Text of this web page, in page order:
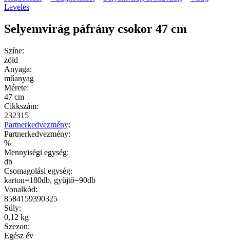
Leveles
Selyemvirág páfrány csokor 47 cm
Színe:
zöld
Anyaga:
műanyag
Mérete:
47 cm
Cikkszám:
232315
Partnerkedvezmény:
Partnerkedvezmény:
%
Mennyiségi egység:
db
Csomagolási egység:
karton=180db, gyűjtő=90db
Vonalkód:
8584159390325
Súly:
0,12 kg
Szezon:
Egész év